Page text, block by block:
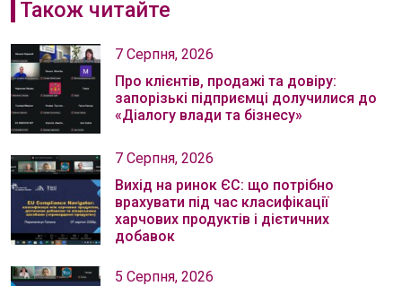
Також читайте
7 Серпня, 2026
Про клієнтів, продажі та довіру:
запорізькі підприємці долучилися до
«Діалогу влади та бізнесу»
7 Серпня, 2026
Вихід на ринок ЄС: що потрібно
врахувати під час класифікації
харчових продуктів і дієтичних
добавок
5 Серпня, 2026